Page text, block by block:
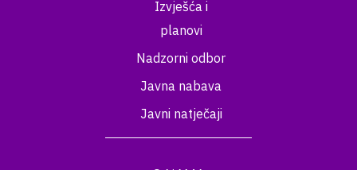
Izvješća i
planovi
Nadzorni odbor
Javna nabava
Javni natječaji